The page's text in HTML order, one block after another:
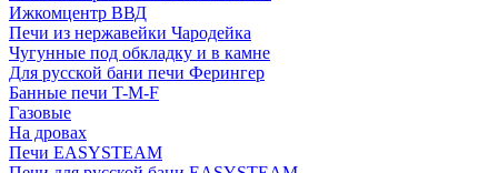
Ижкомцентр ВВД
Печи из нержавейки Чародейка
Чугунные под обкладку и в камне
Для русской бани печи Ферингер
Банные печи T-M-F
Газовые
На дровах
Печи EASYSTEAM